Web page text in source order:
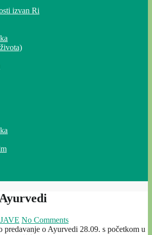
izvan Ri
No Comments
predavanje o Ayurvedi 28.09. s početkom u